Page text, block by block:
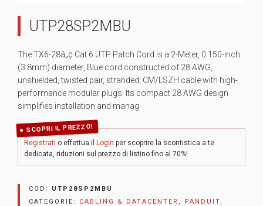
UTP28SP2MBU
The TX6-28â„¢ Cat 6 UTP Patch Cord is a 2-Meter, 0.150-inch
(3.8mm) diameter, Blue cord constructed of 28 AWG,
unshielded, twisted pair, stranded, CM/LSZH cable with high-
performance modular plugs. Its compact 28 AWG design
simplifies installation and manag
SCOPRI IL PREZZO!
Registrati o effettua il Login per scoprire la scontistica a te
dedicata, riduzioni sul prezzo di listino fino al 70%!
COD: UTP28SP2MBU
CATEGORIE: CABLING & DATACENTER , PANDUIT,